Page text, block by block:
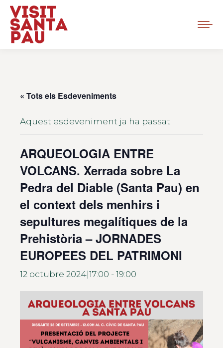
« Tots els Esdeveniments
Aquest esdeveniment ja ha passat.
ARQUEOLOGIA ENTRE
VOLCANS. Xerrada sobre La
Pedra del Diable (Santa Pau) en
el context dels menhirs i
sepultures megalítiques de la
Prehistòria – JORNADES
EUROPEES DEL PATRIMONI
12 octubre 2024|17:00 - 19:00